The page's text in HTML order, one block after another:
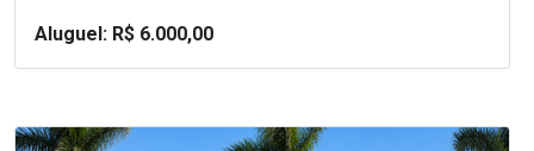
Aluguel: R$ 6.000,00